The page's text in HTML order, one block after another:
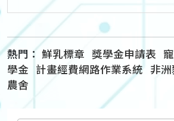
熱門： 鮮乳標章 獎學金申請表
學金
計畫經費網路作業系統 非洲
農舍